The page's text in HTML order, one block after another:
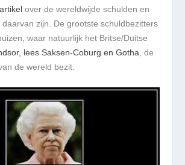
over de wereldwijde schulden en
zijn. De grootste schuldbezitters
waar natuurlijk het Britse/Duitse
lees Saksen-Coburg en Gotha , de
de wereld bezit.